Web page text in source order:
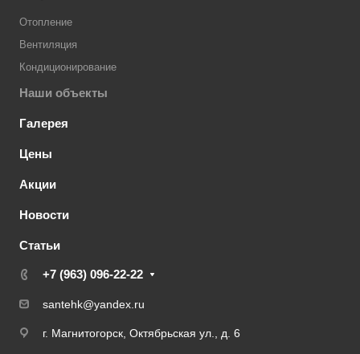
Отопление
Вентиляция
Кондиционирование
Наши объекты
Галерея
Цены
Акции
Новости
Статьи
+7 (963) 096-22-22
santehk@yandex.ru
г. Магнитогорск, Октябрьская ул., д. 6